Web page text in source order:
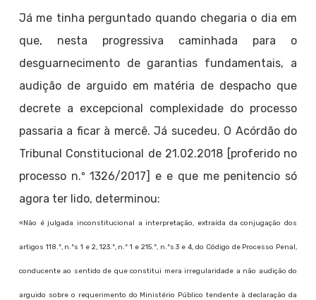
Já me tinha perguntado quando chegaria o dia em
que, nesta progressiva caminhada para o
desguarnecimento de garantias fundamentais, a
audição de arguido em matéria de despacho que
decrete a excepcional complexidade do processo
passaria a ficar à mercê. Já sucedeu. O Acórdão do
Tribunal Constitucional de 21.02.2018 [proferido no
processo n.º 1326/2017] e e que me penitencio só
agora ter lido, determinou:
«Não é julgada inconstitucional a interpretação, extraída da conjugação dos
artigos 118.º, n.ºs 1 e 2, 123.º, n.º 1 e 215.º, n.ºs 3 e 4, do Código de Processo Penal,
conducente ao sentido de que constitui mera irregularidade a não audição do
arguido sobre o requerimento do Ministério Público tendente à declaração da